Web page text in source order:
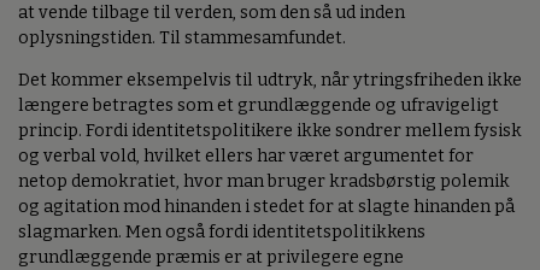
at vende tilbage til verden, som den så ud inden
oplysningstiden. Til stammesamfundet.
Det kommer eksempelvis til udtryk, når ytringsfriheden ikke
længere betragtes som et grundlæggende og ufravigeligt
princip. Fordi identitetspolitikere ikke sondrer mellem fysisk
og verbal vold, hvilket ellers har været argumentet for
netop demokratiet, hvor man bruger kradsbørstig polemik
og agitation mod hinanden i stedet for at slagte hinanden på
slagmarken. Men også fordi identitetspolitikkens
grundlæggende præmis er at privilegere egne